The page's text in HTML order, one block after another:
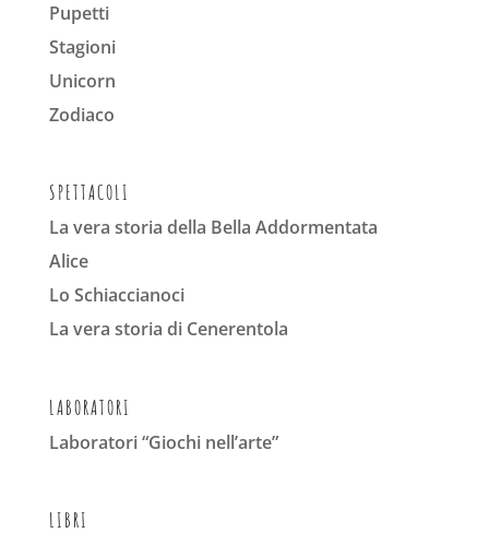
Pupetti
Stagioni
Unicorn
Zodiaco
SPETTACOLI
La vera storia della Bella Addormentata
Alice
Lo Schiaccianoci
La vera storia di Cenerentola
LABORATORI
Laboratori “Giochi nell’arte”
LIBRI